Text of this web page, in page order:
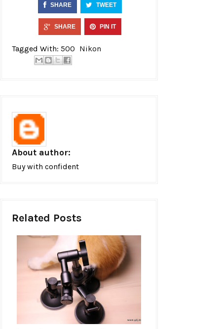
SHARE TWEET
SHARE PIN IT
Tagged With: 500 Nikon
About author:
Buy with confident
Related Posts